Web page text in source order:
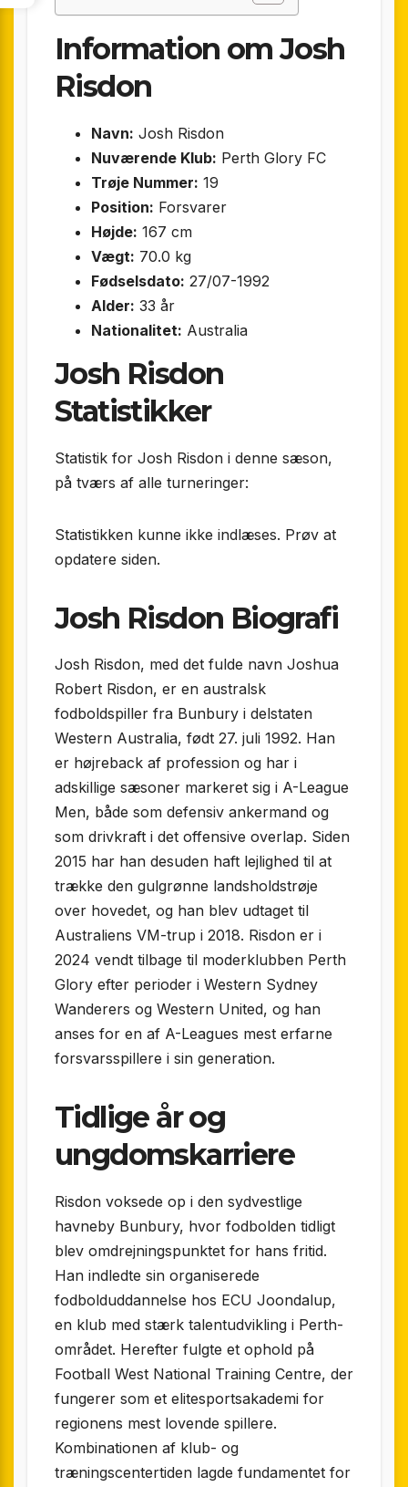
Information om Josh
Risdon
Navn: Josh Risdon
Nuværende Klub: Perth Glory FC
Trøje Nummer: 19
Position: Forsvarer
Højde: 167 cm
Vægt: 70.0 kg
Fødselsdato: 27/07-1992
Alder: 33 år
Nationalitet: Australia
Josh Risdon
Statistikker
Statistik for Josh Risdon i denne sæson,
på tværs af alle turneringer:
Statistikken kunne ikke indlæses. Prøv at
opdatere siden.
Josh Risdon Biografi
Josh Risdon, med det fulde navn Joshua
Robert Risdon, er en australsk
fodboldspiller fra Bunbury i delstaten
Western Australia, født 27. juli 1992. Han
er højreback af profession og har i
adskillige sæsoner markeret sig i A-League
Men, både som defensiv ankermand og
som drivkraft i det offensive overlap. Siden
2015 har han desuden haft lejlighed til at
trække den gulgrønne landsholdstrøje
over hovedet, og han blev udtaget til
Australiens VM-trup i 2018. Risdon er i
2024 vendt tilbage til moderklubben Perth
Glory efter perioder i Western Sydney
Wanderers og Western United, og han
anses for en af A-Leagues mest erfarne
forsvarsspillere i sin generation.
Tidlige år og
ungdomskarriere
Risdon voksede op i den sydvestlige
havneby Bunbury, hvor fodbolden tidligt
blev omdrejningspunktet for hans fritid.
Han indledte sin organiserede
fodbolduddannelse hos ECU Joondalup,
en klub med stærk talentudvikling i Perth-
området. Herefter fulgte et ophold på
Football West National Training Centre, der
fungerer som et elitesportsakademi for
regionens mest lovende spillere.
Kombinationen af klub- og
træningscentertiden lagde fundamentet for